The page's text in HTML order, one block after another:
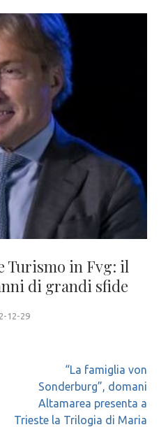
Turismo in Fvg: il
di grandi sfide
12-29
“La famiglia von
Sonderburg”, domani
Altamarea presenta a
Trieste la Trilogia di Maria